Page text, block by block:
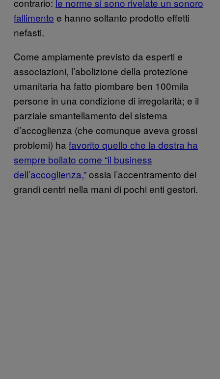
fallimento e hanno soltanto prodotto effetti
nefasti.
Come ampiamente previsto da esperti e
associazioni, l’abolizione della protezione
umanitaria ha fatto piombare ben 100mila
persone in una condizione di irregolarità; e il
parziale smantellamento del sistema
d’accoglienza (che comunque aveva grossi
problemi) ha favorito quello che la destra ha
sempre bollato come “il business
dell’accoglienza,”ossia l’accentramento dei
grandi centri nella mani di pochi enti gestori.